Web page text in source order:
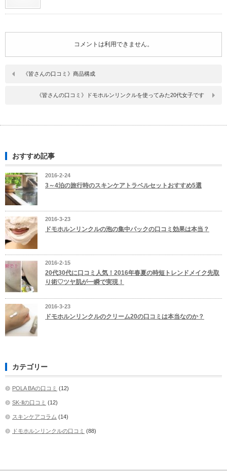
コメントは利用できません。
《皆さんの口コミ》商品構成
《皆さんの口コミ》ドモホルンリンクルを使ってみた20代女子です
おすすめ記事
2016-2-24
3～4泊の旅行時のスキンケアトラベルセットおすすめ5選
2016-3-23
ドモホルンリンクルの泡の集中パックの口コミ効果は本当？
2016-2-15
20代30代に口コミ人気！2016年春夏の時短トレンドメイク先取
り術♡ツヤ肌が一瞬で実現！
2016-3-23
ドモホルンリンクルのクリーム20の口コミは本当なのか？
カテゴリー
POLA BAの口コミ (12)
SK-Ⅱの口コミ (12)
スキンケアコラム (14)
ドモホルンリンクルの口コミ (88)